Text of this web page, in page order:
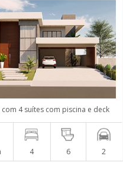
4 suítes com piscina e deck
4 6 2